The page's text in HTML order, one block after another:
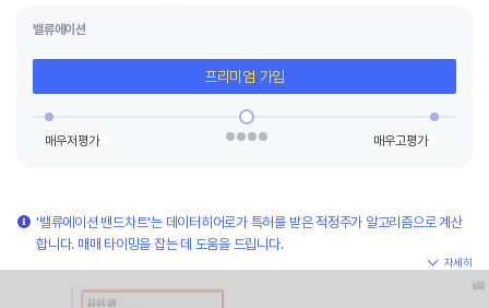
밸류에이션
프리미엄 가입
'밸류에이션 밴드차트'는 데이터히어로가 특허를 받은 적정주가 알고리즘으로 계산
합니다. 매매 타이밍을 잡는 데 도움을 드립니다.
자세히